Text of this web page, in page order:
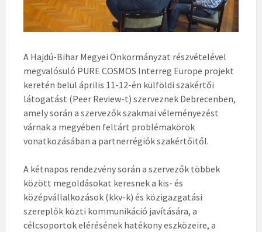
A Hajdú-Bihar Megyei Önkormányzat részvételével
megvalósuló PURE COSMOS Interreg Europe projekt
keretén belül április 11-12-én külföldi szakértői
látogatást (Peer Review-t) szerveznek Debrecenben,
amely során a szervezők szakmai véleményezést
várnak a megyében feltárt problémakörök
vonatkozásában a partnerrégiók szakértőitől.
A kétnapos rendezvény során a szervezők többek
között megoldásokat keresnek a kis- és
középvállalkozások (kkv-k) és közigazgatási
szereplők közti kommunikáció javítására, a
célcsoportok elérésének hatékony eszközeire, a